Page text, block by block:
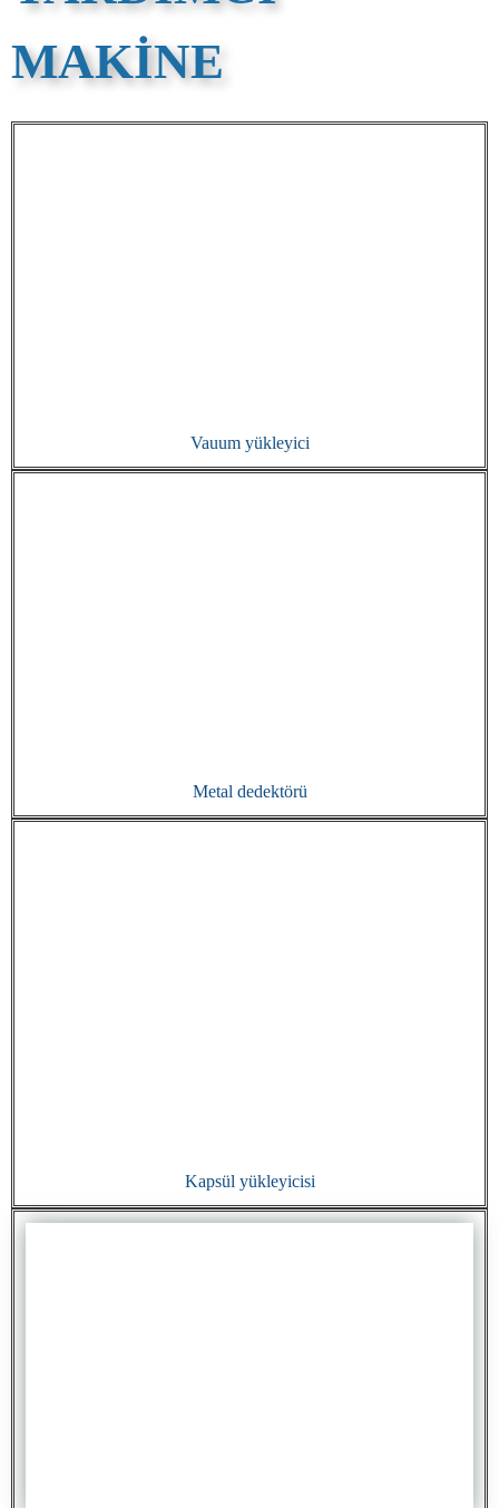
MAKINE
Vauum yükleyici
Metal dedektörü
Kapsül yükleyicisi